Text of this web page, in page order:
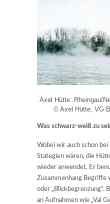
Axel Hütte: Rheingau/
© Axel Hütte, VG
Was schwarz-weiß zu
Wobei wir auch schon
Stategien wären, die
wieder anwendet. Er
Zusammenhang Begriffe
oder „Blickbegrenzung“.
an Aufnahmen wie „Val